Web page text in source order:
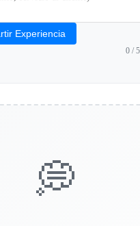
Experiencia
0 /
💭